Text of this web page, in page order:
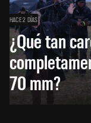
HACE 2 DÍAS
¿Qué tan
70 mm?